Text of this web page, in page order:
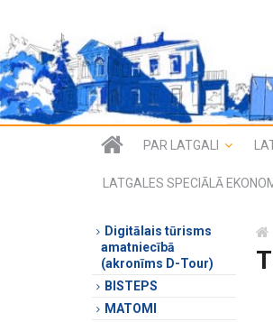
PAR LATGALI
LATGALES SPECIĀLĀ
Digitālais tūrisms
amatniecībā
(akronīms D-Tour)
BISTEPS
MATOMI